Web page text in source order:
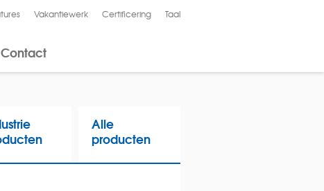
Vakantiewerk Certificering
Taal
Contact
Alle
producten